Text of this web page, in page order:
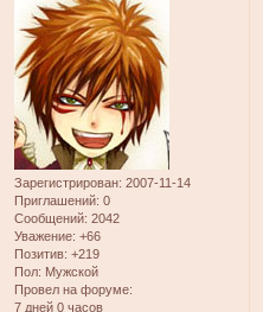
Зарегистрирован: 2007-11-14
Приглашений: 0
Сообщений: 2042
Уважение: +66
Позитив: +219
Пол: Мужской
Провел на форуме:
7 дней 0 часов